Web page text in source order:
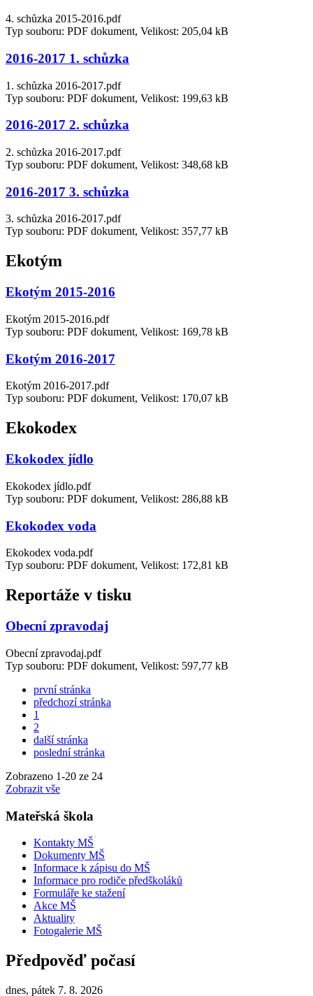
4. schůzka 2015-2016.pdf
Typ souboru: PDF dokument, Velikost: 205,04 kB
2016-2017 1. schůzka
1. schůzka 2016-2017.pdf
Typ souboru: PDF dokument, Velikost: 199,63 kB
2016-2017 2. schůzka
2. schůzka 2016-2017.pdf
Typ souboru: PDF dokument, Velikost: 348,68 kB
2016-2017 3. schůzka
3. schůzka 2016-2017.pdf
Typ souboru: PDF dokument, Velikost: 357,77 kB
Ekotým
Ekotým 2015-2016
Ekotým 2015-2016.pdf
Typ souboru: PDF dokument, Velikost: 169,78 kB
Ekotým 2016-2017
Ekotým 2016-2017.pdf
Typ souboru: PDF dokument, Velikost: 170,07 kB
Ekokodex
Ekokodex jídlo
Ekokodex jídlo.pdf
Typ souboru: PDF dokument, Velikost: 286,88 kB
Ekokodex voda
Ekokodex voda.pdf
Typ souboru: PDF dokument, Velikost: 172,81 kB
Reportáže v tisku
Obecní zpravodaj
Obecní zpravodaj.pdf
Typ souboru: PDF dokument, Velikost: 597,77 kB
první stránka
předchozí stránka
1
2
další stránka
poslední stránka
Zobrazeno 1-20 ze 24
Zobrazit vše
Mateřská škola
Kontakty MŠ
Dokumenty MŠ
Informace k zápisu do MŠ
Informace pro rodiče předškoláků
Formuláře ke stažení
Akce MŠ
Aktuality
Fotogalerie MŠ
Předpověď počasí
dnes, pátek 7. 8. 2026